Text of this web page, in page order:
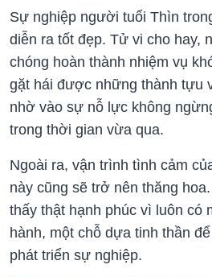
Sự nghiệp người tuổi Thìn
diễn ra tốt đẹp. Tử vi cho hay,
chóng hoàn thành nhiệm vụ
gặt hái được những thành tựu
nhờ vào sự nỗ lực không
trong thời gian vừa qua.
Ngoài ra, vận trình tình cảm
này cũng sẽ trở nên thăng
thấy thật hạnh phúc vì luôn có
hành, một chỗ dựa tinh thần
phát triển sự nghiệp.